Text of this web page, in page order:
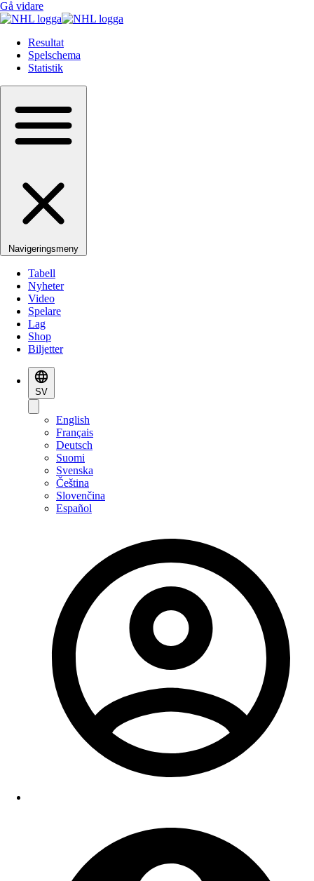
Gå vidare
Resultat
Spelschema
Statistik
Navigeringsmeny
Tabell
Nyheter
Video
Spelare
Lag
Shop
Biljetter
SV
English
Français
Deutsch
Suomi
Svenska
Čeština
Slovenčina
Español